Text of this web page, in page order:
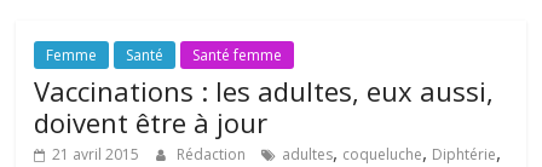
Femme Santé Santé femme
Vaccinations : les adultes, eux aussi,
doivent être à jour
21 avril 2015 Rédaction adultes, coqueluche, Diphtérie,